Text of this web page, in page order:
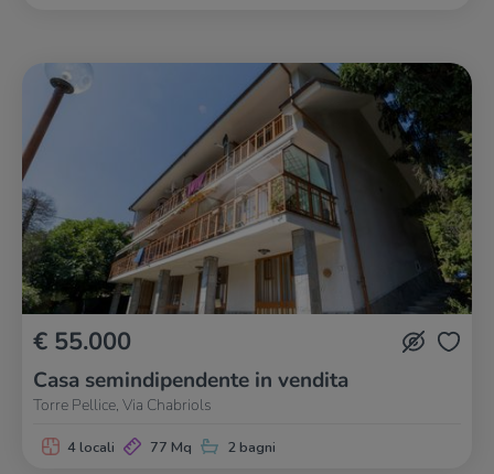
€ 55.000
Casa semindipendente in vendita
Torre Pellice, Via Chabriols
4 locali 77 Mq 2 bagni